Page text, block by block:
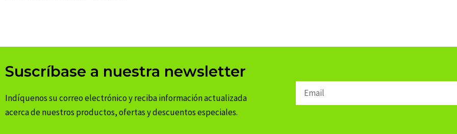
Suscríbase a nuestra newsletter
Indíquenos su correo electrónico y reciba información actualizada
acerca de nuestros productos, ofertas y descuentos especiales.
Email